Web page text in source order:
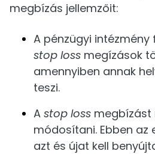
megbízás jellemzőit:
A pénzügyi intézmény
stop loss megízások
amennyiben annak
teszi.
A stop loss megbízást
módosítani. Ebben az
azt és újat kell